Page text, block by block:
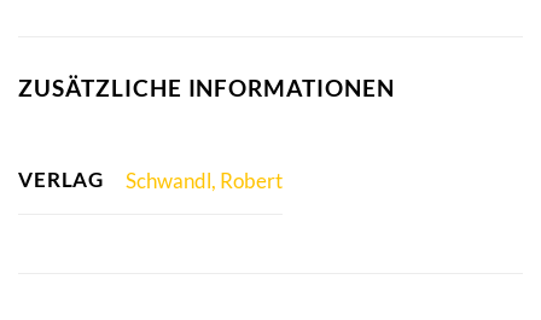
ZUSÄTZLICHE INFORMATIONEN
VERLAG Schwandl, Robert